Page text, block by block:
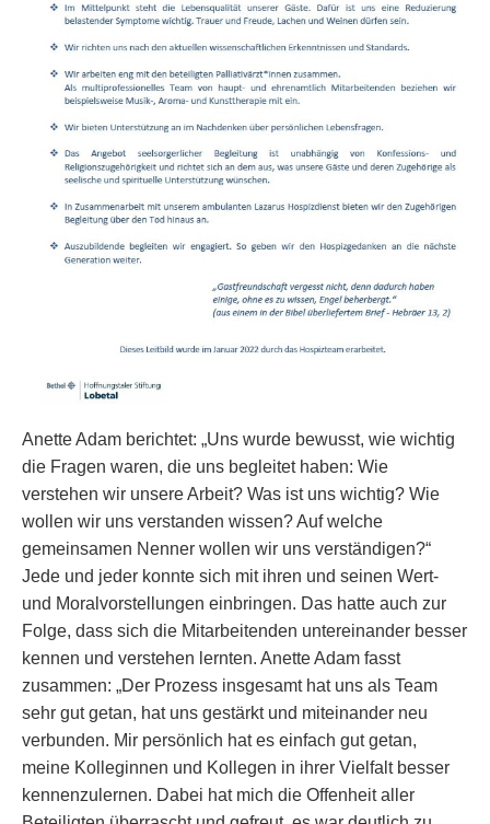
Anette Adam berichtet: „Uns wurde bewusst, wie wichtig
die Fragen waren, die uns begleitet haben: Wie
verstehen wir unsere Arbeit? Was ist uns wichtig? Wie
wollen wir uns verstanden wissen? Auf welche
gemeinsamen Nenner wollen wir uns verständigen?“
Jede und jeder konnte sich mit ihren und seinen Wert-
und Moralvorstellungen einbringen. Das hatte auch zur
Folge, dass sich die Mitarbeitenden untereinander besser
kennen und verstehen lernten. Anette Adam fasst
zusammen: „Der Prozess insgesamt hat uns als Team
sehr gut getan, hat uns gestärkt und miteinander neu
verbunden. Mir persönlich hat es einfach gut getan,
meine Kolleginnen und Kollegen in ihrer Vielfalt besser
kennenzulernen. Dabei hat mich die Offenheit aller